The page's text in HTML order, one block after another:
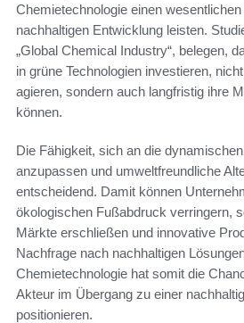
Chemietechnologie einen
nachhaltigen Entwicklung leisten.
„Global Chemical Industry“, belegen,
in grüne Technologien investieren,
agieren, sondern auch langfristig ihre
können.
Die Fähigkeit, sich an die
anzupassen und umweltfreundliche
entscheidend. Damit können
ökologischen Fußabdruck verringern,
Märkte erschließen und innovative
Nachfrage nach nachhaltigen
Chemietechnologie hat somit die
Akteur im Übergang zu einer
positionieren.